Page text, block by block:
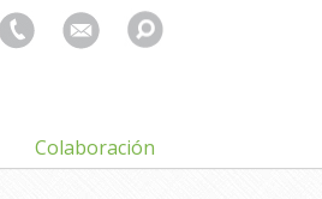
Search
for:
Colaboración